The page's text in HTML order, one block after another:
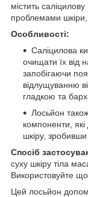
містить
проблемами шкіри,
Особливості:
Саліцилова
очищати їх від
запобігаючи
відлущуванню
гладкою та
Лосьйон
компоненти,
шкіру,
Спосіб
суху шкіру тіла
Використовуйте
Цей лосьйон